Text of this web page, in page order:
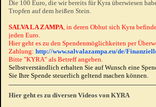
Die 100 Euro, die wir bereits für Kyra überwiesen
Tropfen auf dem heißen Stein.
SALVA LA ZAMPA, in deren Obhut sich Kyra
jeden Euro.
Hier geht es zu den Spendenmöglichkeiten per
Zahlung: http://www.salvalazampa.eu/de/
Bitte "KYRA" als Betreff angeben.
Selbstverständlich erhalten Sie auf Wunsch eine
Sie Ihre Spende steuerlich geltend machen können.
Hier geht es zu diversen Videos von KYRA